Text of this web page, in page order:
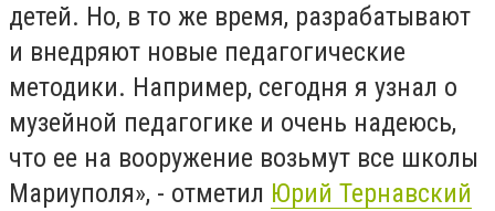
детей. Но, в то же время, разрабатывают
и внедряют новые педагогические
методики. Например, сегодня я узнал о
музейной педагогике и очень надеюсь,
что ее на вооружение возьмут все школы
Мариуполя», - отметил Юрий Тернавский